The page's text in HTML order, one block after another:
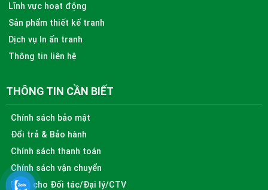
Lĩnh vực hoạt động
Sản phẩm thiết kế tranh
Dịch vụ In ấn tranh
Thông tin liên hệ
THÔNG TIN CẦN BIẾT
Chính sách bảo mật
Đổi trả & Bảo hành
Chính sách thanh toán
Chính sách vận chuyển
Dành cho Đối tác/Đại lý/CTV